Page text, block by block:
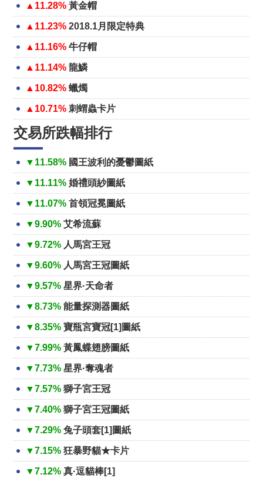
▲11.28% 黃金帽
▲11.23% 2018.1月限定特典
▲11.16% 牛仔帽
▲11.14% 龍鱗
▲10.82% 蠟燭
▲10.71% 刺蝟蟲卡片
交易所跌幅排行
▼11.58% 國王波利的憂鬱圖紙
▼11.11% 婚禮頭紗圖紙
▼11.07% 首領冠冕圖紙
▼9.90% 艾希流蘇
▼9.72% 人馬宮王冠
▼9.60% 人馬宮王冠圖紙
▼9.57% 星界·天命者
▼8.73% 能量探測器圖紙
▼8.35% 寶瓶宮寶冠[1]圖紙
▼7.99% 黃鳳蝶翅膀圖紙
▼7.73% 星界·奪魂者
▼7.57% 獅子宮王冠
▼7.40% 獅子宮王冠圖紙
▼7.29% 兔子頭套[1]圖紙
▼7.15% 狂暴野貓★卡片
▼7.12% 真·逗貓棒[1]